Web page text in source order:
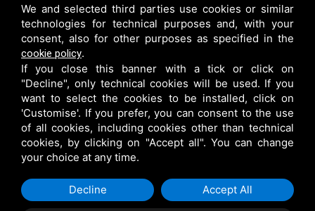
Kontakt
Login
We and selected third parties use cookies or similar
technologies for technical purposes and, with your
consent, also for other purposes as specified in the
cookie policy.
If you close this banner with a tick or click on
"Decline", only technical cookies will be used. If you
want to select the cookies to be installed, click on
'Customise'. If you prefer, you can consent to the use
of all cookies, including cookies other than technical
cookies, by clicking on "Accept all". You can change
your choice at any time.
Decline Accept All